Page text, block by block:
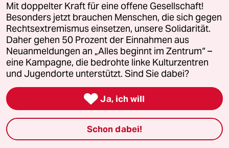
Mehr taz Angebote
Reisen
Kantine
Shop
Anzeigen
Mit doppelter Kraft für eine offene Gesellschaft!
Besonders jetzt brauchen Menschen, die sich gegen
Rechtsextremismus einsetzen, unsere Solidarität.
Daher gehen 50 Prozent der Einnahmen aus
Neuanmeldungen an „Alles beginnt im Zentrum“ –
eine Kampagne, die bedrohte linke Kulturzentren
und Jugendorte unterstützt. Sind Sie dabei?
 Ja, ich will
Schon dabei!